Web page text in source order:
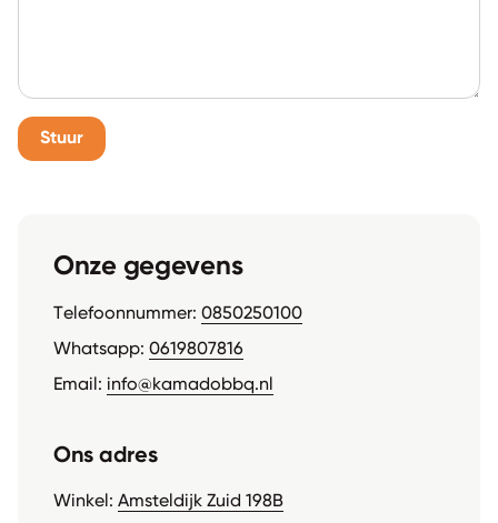
Stuur
Onze gegevens
Telefoonnummer: 0850250100
Whatsapp: 0619807816(link opent in nieuw tabblad/
(link opent in nieuw tabblad/
Email: info@kamadobbq.nl
Ons adres
Winkel: Amsteldijk Zuid 198B